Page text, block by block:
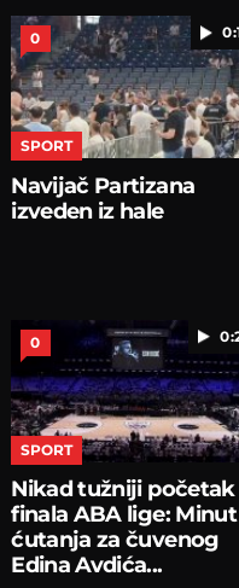
0
SPORT
Navijač Partizana
izveden iz hale
0
SPORT
Nikad tužniji početak
finala ABA lige: Minut
ćutanja za čuvenog
Edina Avdića...